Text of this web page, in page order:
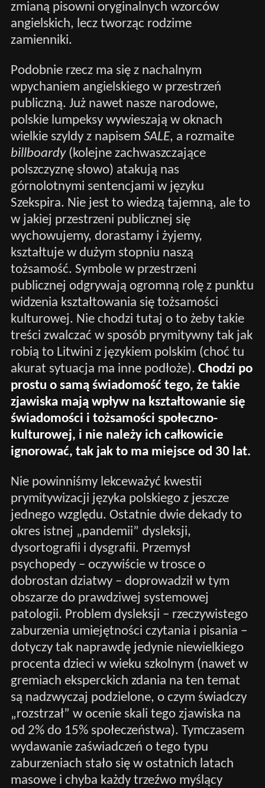
zmianą pisowni oryginalnych wzorców
angielskich, lecz tworząc rodzime
zamienniki.
Podobnie rzecz ma się z nachalnym
wpychaniem angielskiego w przestrzeń
publiczną. Już nawet nasze narodowe,
polskie lumpeksy wywieszają w oknach
wielkie szyldy z napisem SALE, a rozmaite
billboardy(kolejne zachwaszczające
polszczyznę słowo) atakują nas
górnolotnymi sentencjami w języku
Szekspira. Nie jest to wiedzą tajemną, ale to
w jakiej przestrzeni publicznej się
wychowujemy, dorastamy i żyjemy,
kształtuje w dużym stopniu naszą
tożsamość. Symbole w przestrzeni
publicznej odgrywają ogromną rolę z punktu
widzenia kształtowania się tożsamości
kulturowej. Nie chodzi tutaj o to żeby takie
treści zwalczać w sposób prymitywny tak jak
robią to Litwini z językiem polskim (choć tu
akurat sytuacja ma inne podłoże). Chodzi po
prostu o samą świadomość tego, że takie
zjawiska mają wpływ na kształtowanie się
świadomości i tożsamości społeczno-
kulturowej, i nie należy ich całkowicie
ignorować, tak jak to ma miejsce od 30 lat.
Nie powinniśmy lekceważyć kwestii
prymitywizacji języka polskiego z jeszcze
jednego względu. Ostatnie dwie dekady to
okres istnej „pandemii” dysleksji,
dysortografii i dysgrafii. Przemysł
psychopedy – oczywiście w trosce o
dobrostan dziatwy – doprowadził w tym
obszarze do prawdziwej systemowej
patologii. Problem dysleksji – rzeczywistego
zaburzenia umiejętności czytania i pisania –
dotyczy tak naprawdę jedynie niewielkiego
procenta dzieci w wieku szkolnym (nawet w
gremiach eksperckich zdania na ten temat
są nadzwyczaj podzielone, o czym świadczy
„rozstrzał” w ocenie skali tego zjawiska na
od 2% do 15% społeczeństwa). Tymczasem
wydawanie zaświadczeń o tego typu
zaburzeniach stało się w ostatnich latach
masowe i chyba każdy trzeźwo myślący